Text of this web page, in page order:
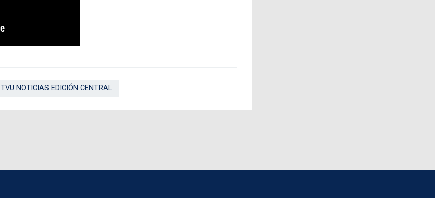
TVU NOTICIAS EDICIÓN CENTRAL